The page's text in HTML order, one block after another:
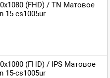
(FHD) / TN Матовое
15-cs1005ur
(FHD) / IPS Матовое
15-cs1005ur